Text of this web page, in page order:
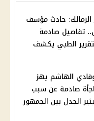
حادث مؤسف
تفاصيل صادمة
الطبي يكشف
الهاشم يهز
صادمة عن سبب
الجدل بين الجمهور